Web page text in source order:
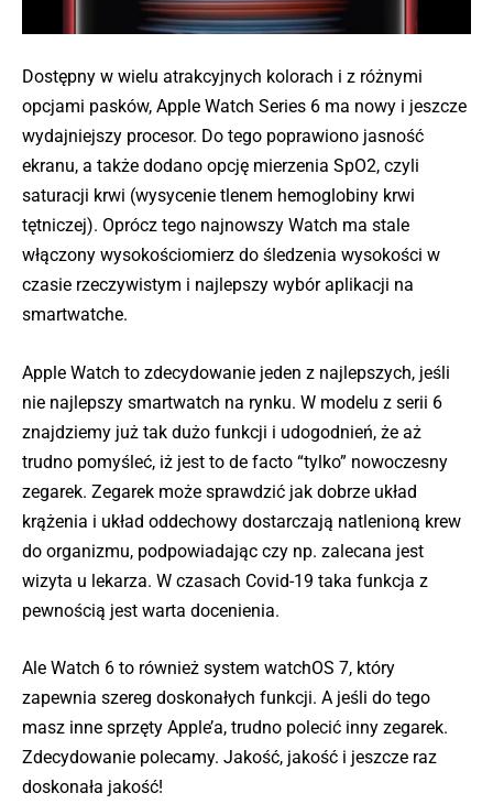
Dostępny w wielu atrakcyjnych kolorach i z różnymi
opcjami pasków, Apple Watch Series 6 ma nowy i jeszcze
wydajniejszy procesor. Do tego poprawiono jasność
ekranu, a także dodano opcję mierzenia SpO2, czyli
saturacji krwi (wysycenie tlenem hemoglobiny krwi
tętniczej). Oprócz tego najnowszy Watch ma stale
włączony wysokościomierz do śledzenia wysokości w
czasie rzeczywistym i najlepszy wybór aplikacji na
smartwatche.
Apple Watch to zdecydowanie jeden z najlepszych, jeśli
nie najlepszy smartwatch na rynku. W modelu z serii 6
znajdziemy już tak dużo funkcji i udogodnień, że aż
trudno pomyśleć, iż jest to de facto “tylko” nowoczesny
zegarek. Zegarek może sprawdzić jak dobrze układ
krążenia i układ oddechowy dostarczają natlenioną krew
do organizmu, podpowiadając czy np. zalecana jest
wizyta u lekarza. W czasach Covid-19 taka funkcja z
pewnością jest warta docenienia.
Ale Watch 6 to również system watchOS 7, który
zapewnia szereg doskonałych funkcji. A jeśli do tego
masz inne sprzęty Apple’a, trudno polecić inny zegarek.
Zdecydowanie polecamy. Jakość, jakość i jeszcze raz
doskonała jakość!